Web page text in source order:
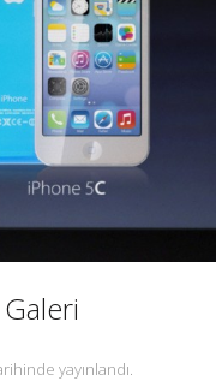
yayınlandı.